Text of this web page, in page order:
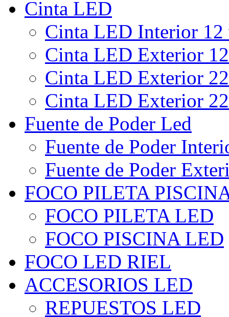
Cinta LED
Cinta LED Interior
Cinta LED Exterior
Cinta LED Exterior
Cinta LED Exterior
Fuente de Poder Led
Fuente de Poder
Fuente de Poder
FOCO PILETA
FOCO PILETA LED
FOCO PISCINA LED
FOCO LED RIEL
ACCESORIOS LED
REPUESTOS LED